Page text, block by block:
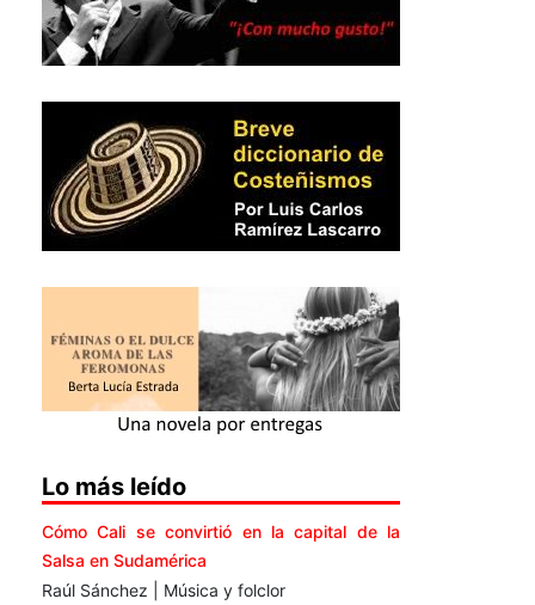
Lo más leído
Cómo Cali se convirtió en la capital de la
Salsa en Sudamérica
Raúl Sánchez | Música y folclor